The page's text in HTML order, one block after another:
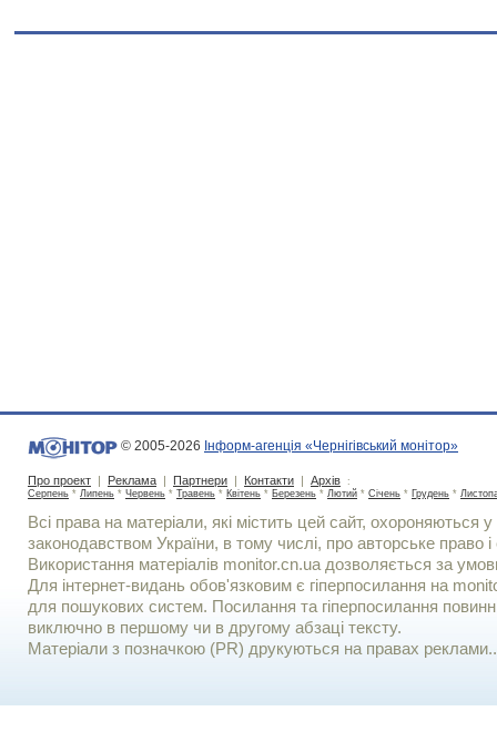
© 2005-2026 Інформ-агенція «Чернігівський монітор»
Про проект | Реклама | Партнери | Контакти | Архів :
Серпень * Липень * Червень * Травень * Квітень * Березень * Лютий * Січень * Грудень *
Всі права на матеріали, які містить цей сайт, охороняються у
законодавством України, в тому числі, про авторське право і
Використання матерiалiв monitor.cn.ua дозволяється за
Для iнтернет-видань обов'язковим є гiперпосилання на
для пошукових систем. Посилання та гіперпосилання
виключно в першому чи в другому абзаці тексту.
Матеріали з позначкою (PR) друкуються на правах реклами..